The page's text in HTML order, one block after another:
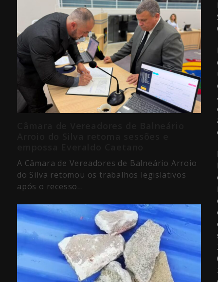
A Câmara de Vereadores de Balneário Arroio
do Silva retomou os trabalhos legislativos
após o recesso…